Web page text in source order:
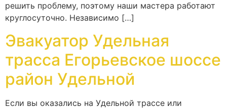
решить проблему, поэтому наши мастера работают
круглосуточно. Независимо […]
Эвакуатор Удельная
трасса Егорьевское шоссе
район Удельной
Если вы оказались на Удельной трассе или